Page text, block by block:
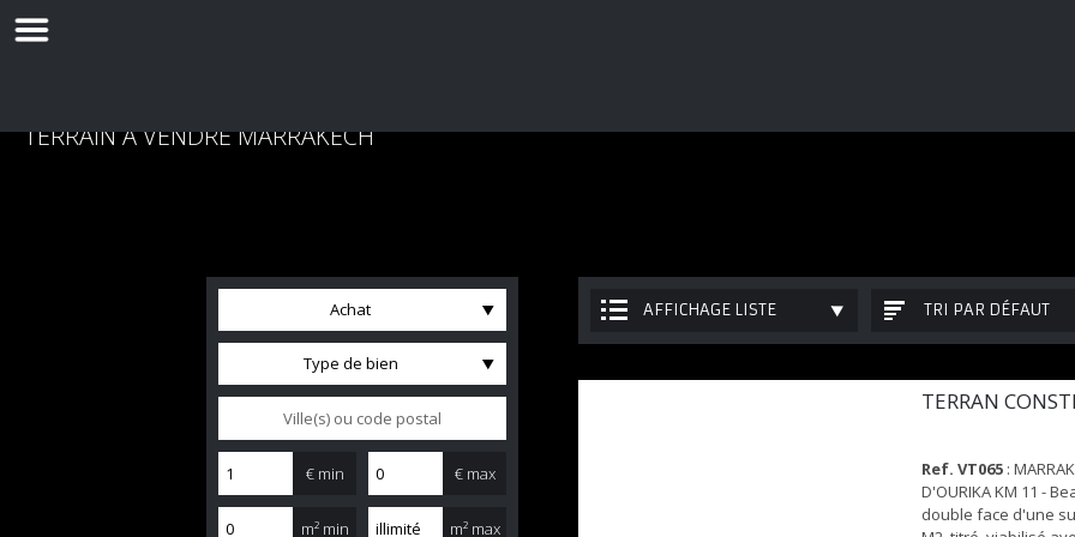
TERRAIN À VENDRE MARRAKECH
Achat
Type de bien
€ min € max
m² min m² max
AFFICHAGE LISTE TRI PAR DÉFAUT
TERRAN
Ref. VT065 :
D'OURIKA KM 11 -
double face d'une